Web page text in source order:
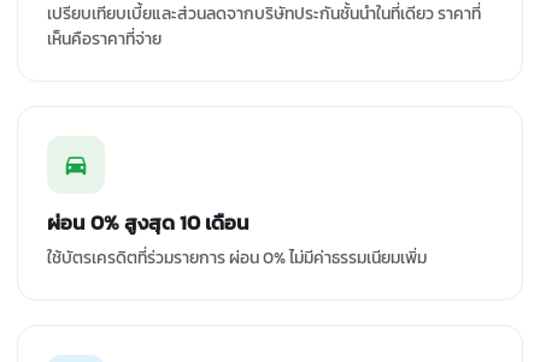
เปรียบเทียบเบี้ยและส่วนลดจากบริษัทประกันชั้นนำในที่เดียว ราคาที่
เห็นคือราคาที่จ่าย
ผ่อน 0% สูงสุด 10 เดือน
ใช้บัตรเครดิตที่ร่วมรายการ ผ่อน 0% ไม่มีค่าธรรมเนียมเพิ่ม